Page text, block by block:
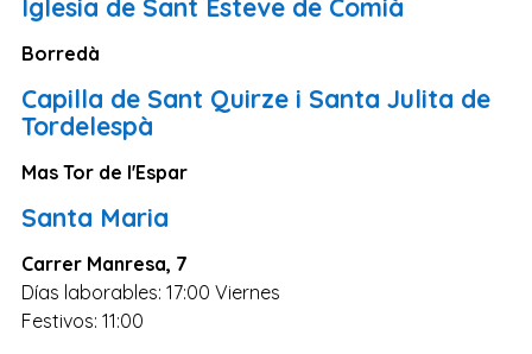
Islas Baleares
Las Palmas
Málaga
Alicante
Toledo
Zaragoza
Vizcaya
Cádiz
Iglesia de Sant Esteve de Comià
Borredà
Capilla de Sant Quirze i Santa Julita de
Tordelespà
Mas Tor de l'Espar
Santa Maria
Carrer Manresa, 7
Días laborables: 17:00 Viernes
Festivos: 11:00